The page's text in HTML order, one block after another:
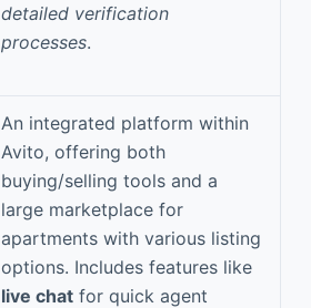
detailed verification
processes.
An integrated platform within
Avito, offering both
buying/selling tools and a
large marketplace for
apartments with various listing
options. Includes features like
live chat for quick agent